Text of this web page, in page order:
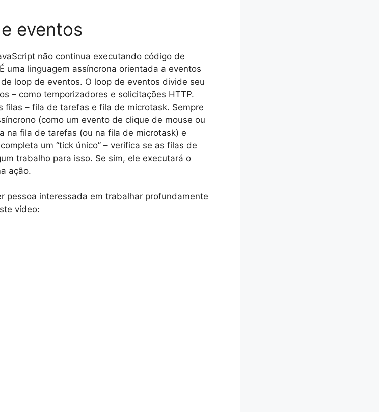
eventos
não continua executando código de
uma linguagem assíncrona orientada a eventos
loop de eventos. O loop de eventos divide seu
– como temporizadores e solicitações HTTP.
filas – fila de tarefas e fila de microtask. Sempre
(como um evento de clique de mouse ou
na fila de tarefas (ou na fila de microtask) e
um “tick único” – verifica se as filas de
trabalho para isso. Se sim, ele executará o
ação.
pessoa interessada em trabalhar profundamente
vídeo: